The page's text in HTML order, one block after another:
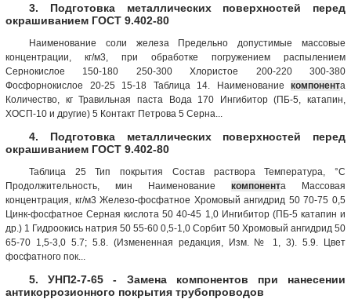
3. Подготовка металлических поверхностей перед
окрашиванием ГОСТ 9.402-80
Наименование соли железа Предельно допустимые массовые
концентрации, кг/м3, при обработке погружением распылением
Сернокислое 150-180 250-300 Хлористое 200-220 300-380
Фосфорнокислое 20-25 15-18 Таблица 14. Наименование компонента
Количество, кг Травильная паста Вода 170 Ингибитор (ПБ-5, катапин,
ХОСП-10 и другие) 5 Контакт Петрова 5 Серна...
4. Подготовка металлических поверхностей перед
окрашиванием ГОСТ 9.402-80
Таблица 25 Тип покрытия Состав раствора Температура, °С
Продолжительность, мин Наименование компонента Массовая
концентрация, кг/м3 Железо-фосфатное Хромовый ангидрид 50 70-75 0,5
Цинк-фосфатное Серная кислота 50 40-45 1,0 Ингибитор (ПБ-5 катапин и
др.) 1 Гидроокись натрия 50 55-60 0,5-1,0 Сорбит 50 Хромовый ангидрид 50
65-70 1,5-3,0 5.7; 5.8. (Измененная редакция, Изм. № 1, 3). 5.9. Цвет
фосфатного пок...
5. УНП2-7-65 - Замена компонентов при нанесении
антикоррозионного покрытия трубопроводов